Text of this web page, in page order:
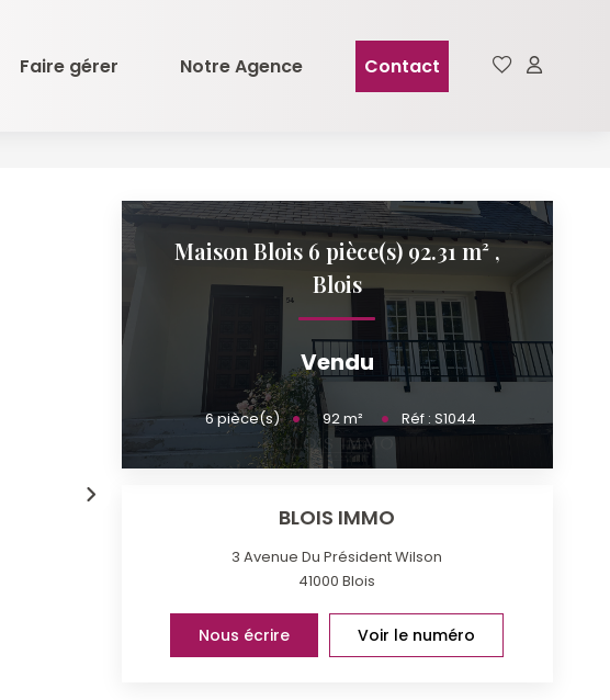
Faire gérer Notre Agence Contact
Maison Blois 6 pièce(s) 92.31 m² ,
Blois
Vendu
6pièce(s) 92m² Réf : S1044
BLOIS IMMO
3 Avenue Du Président Wilson
41000Blois
Nous écrire Voir le numéro